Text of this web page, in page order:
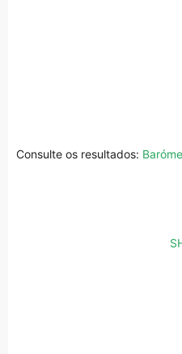
Consulte os resultados: